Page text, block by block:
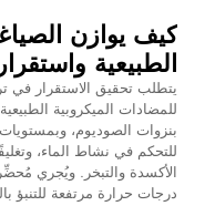
كيف يوازن
الطبيعية
يتطلب تحقيق الاستقرار في
للمضادات الميكروبية
بنزوات الصوديوم،
للتحكم في نشاط الماء،
الأكسدة والتبخر. ويُجري
درجات حرارة مرتفعة